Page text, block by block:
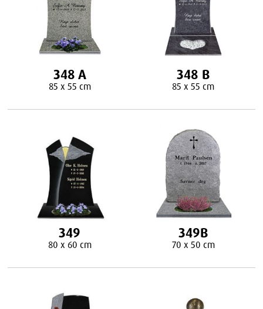
348 A
85 x 55 cm
348 B
85 x 55 cm
349
80 x 60 cm
349B
70 x 50 cm